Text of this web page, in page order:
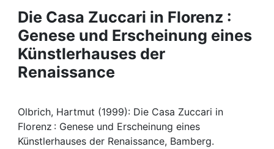
Projects
People
Institutions
Awards
My FIS
Die Casa Zuccari in Florenz :
Genese und Erscheinung eines
Künstlerhauses der
Renaissance
Olbrich, Hartmut (1999): Die Casa Zuccari in
Florenz : Genese und Erscheinung eines
Künstlerhauses der Renaissance, Bamberg.